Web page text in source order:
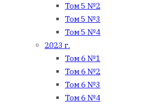
Том 5 №2
Том 5 №3
Том 5 №4
2023 г.
Том 6 №1
Том 6 №2
Том 6 №3
Том 6 №4